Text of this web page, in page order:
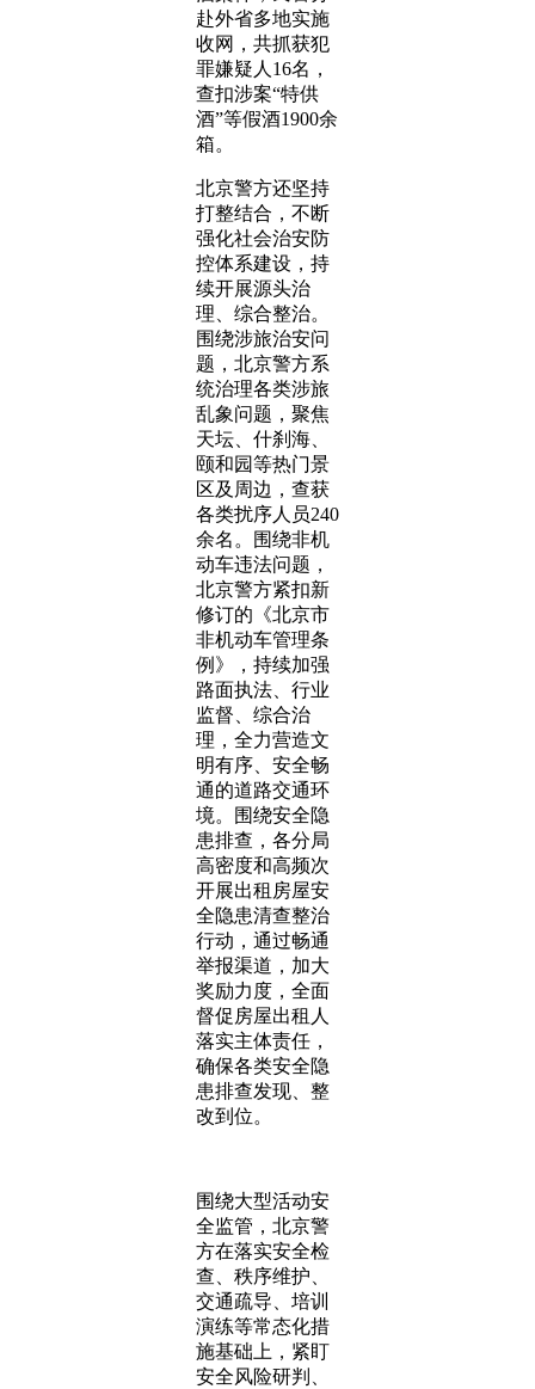
赴外省多地实施
收网，共抓获犯
罪嫌疑人16名，
查扣涉案“特供
酒”等假酒1900余
箱。
北京警方还坚持
打整结合，不断
强化社会治安防
控体系建设，持
续开展源头治
理、综合整治。
围绕涉旅治安问
题，北京警方系
统治理各类涉旅
乱象问题，聚焦
天坛、什刹海、
颐和园等热门景
区及周边，查获
各类扰序人员240
余名。围绕非机
动车违法问题，
北京警方紧扣新
修订的《北京市
非机动车管理条
例》，持续加强
路面执法、行业
监督、综合治
理，全力营造文
明有序、安全畅
通的道路交通环
境。围绕安全隐
患排查，各分局
高密度和高频次
开展出租房屋安
全隐患清查整治
行动，通过畅通
举报渠道，加大
奖励力度，全面
督促房屋出租人
落实主体责任，
确保各类安全隐
患排查发现、整
改到位。
围绕大型活动安
全监管，北京警
方在落实安全检
查、秩序维护、
交通疏导、培训
演练等常态化措
施基础上，紧盯
安全风险研判、